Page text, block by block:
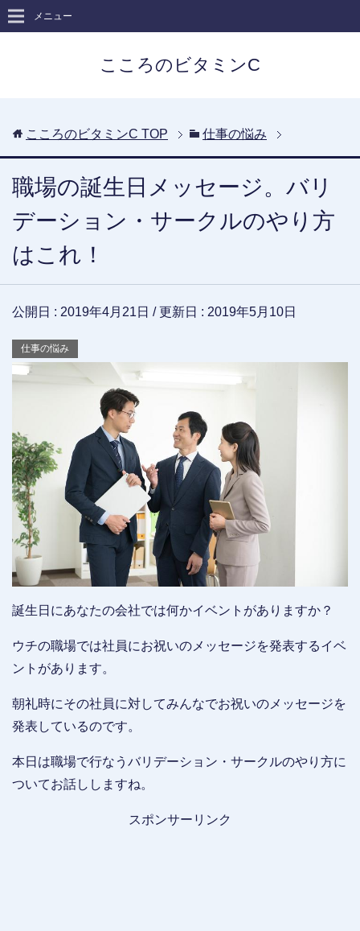
こころのビタミンC
メニュー
こころのビタミンC TOP 仕事の悩み
職場の誕生日メッセージ。バリ
デーション・サークルのやり方
はこれ！
公開日 : 2019年4月21日 / 更新日 : 2019年5月10日
仕事の悩み
誕生日にあなたの会社では何かイベントがありますか？
ウチの職場では社員にお祝いのメッセージを発表するイベ
ントがあります。
朝礼時にその社員に対してみんなでお祝いのメッセージを
発表しているのです。
本日は職場で行なうバリデーション・サークルのやり方に
ついてお話ししますね。
スポンサーリンク